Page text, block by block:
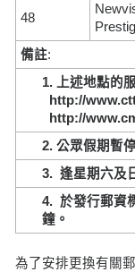
48
備註:
1.
上述地點的
http://
http://
2.公眾假期暫
3.逢星期六及
4.於發行郵資
鐘。
為了安排更換有關